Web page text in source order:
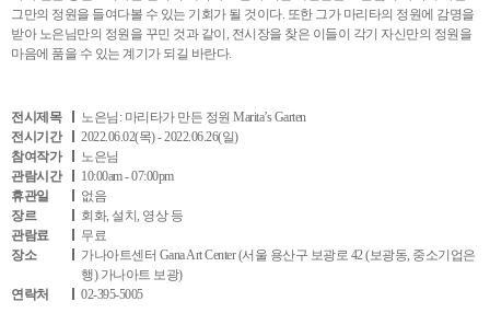
그만의 정원을 들여다볼 수 있는 기회가 될 것이다. 또한 그가 마리타의 정원에 감명을
받아 노은님만의 정원을 꾸민 것과 같이, 전시장을 찾은 이들이 각기 자신만의 정원을
마음에 품을 수 있는 계기가 되길 바란다.
전시제목
노은님: 마리타가 만든 정원 Marita’s Garten
전시기간
2022.06.02(목) - 2022.06.26(일)
참여작가
노은님
관람시간
10:00am - 07:00pm
휴관일
없음
장르
회화, 설치, 영상 등
관람료
무료
장소
가나아트센터 Gana Art Center (서울 용산구 보광로 42 (보광동, 중소기업은
행) 가나아트 보광)
연락처
02-395-5005